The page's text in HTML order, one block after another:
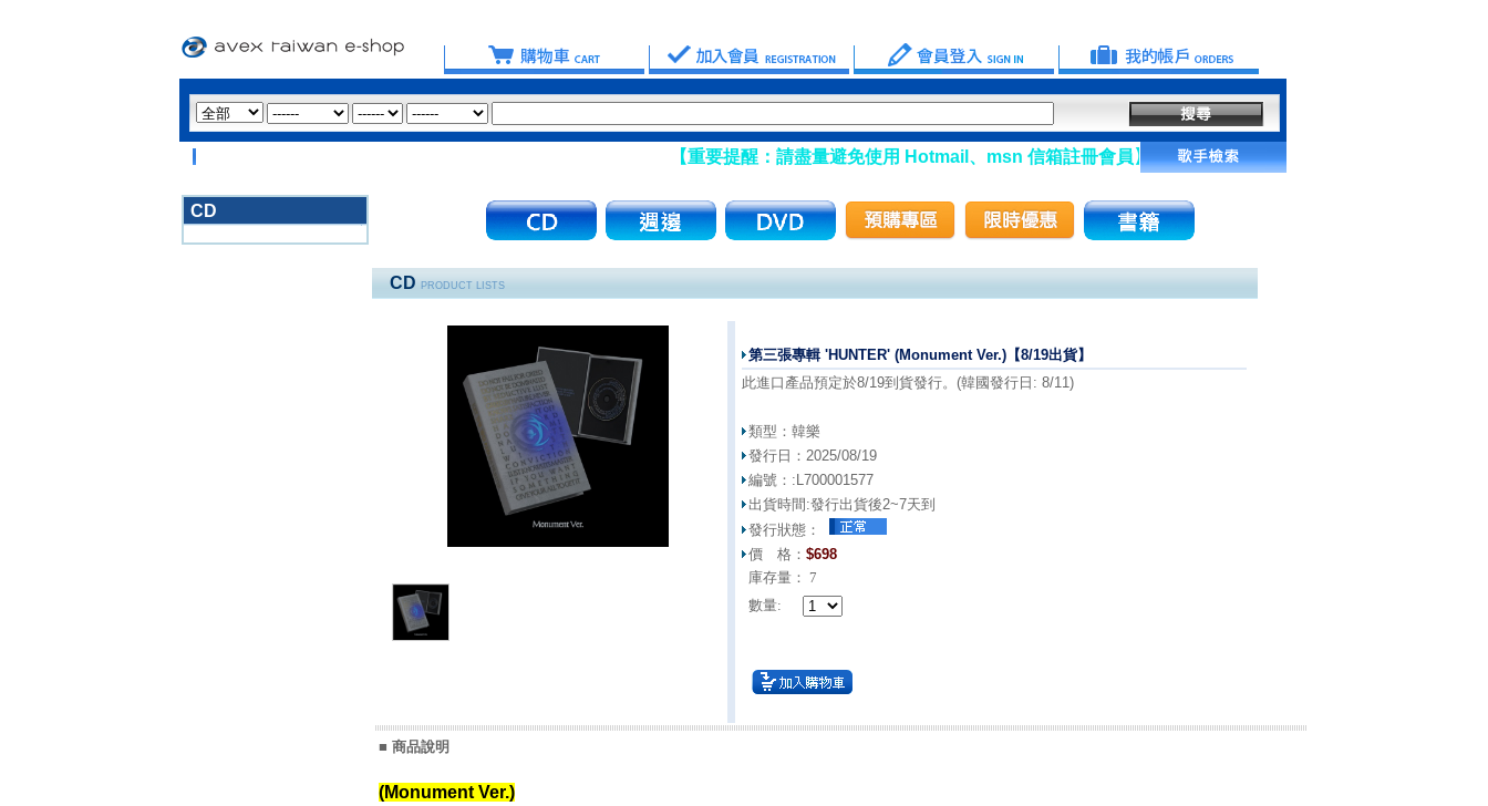
【重要提醒：請盡量避免使用 Hotmail、msn 信箱註冊會員】
CD
CD PRODUCT LISTS
第三張專輯 'HUNTER' (Monument Ver.)【8/19出貨】
此進口產品預定於8/19到貨發行。(韓國發行日: 8/11)
類型： 韓樂
發行日： 2025/08/19
編號：: L700001577
出貨時間:發行出貨後2~7天到
發行狀態：
價 格： $698
庫存量： 7
數量:
■ 商品說明
(Monument Ver.)